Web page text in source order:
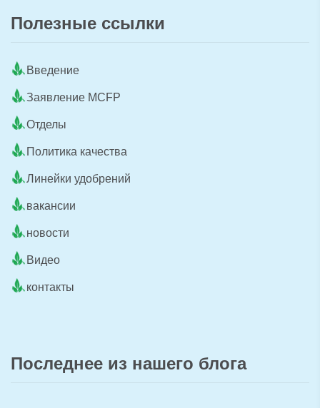
Полезные ссылки
Введение
Заявление MCFP
Отделы
Политика качества
Линейки удобрений
вакансии
новости
Видео
контакты
Последнее из нашего блога